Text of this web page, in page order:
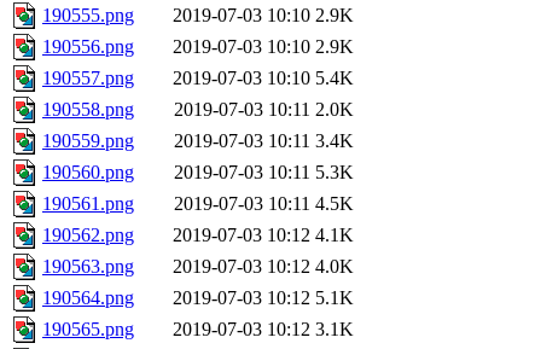
190555.png
2019-07-03 10:10 2.9K
190556.png
2019-07-03 10:10 2.9K
190557.png
2019-07-03 10:10 5.4K
190558.png
2019-07-03 10:11 2.0K
190559.png
2019-07-03 10:11 3.4K
190560.png
2019-07-03 10:11 5.3K
190561.png
2019-07-03 10:11 4.5K
190562.png
2019-07-03 10:12 4.1K
190563.png
2019-07-03 10:12 4.0K
190564.png
2019-07-03 10:12 5.1K
190565.png
2019-07-03 10:12 3.1K